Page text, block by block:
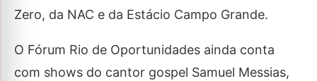
Zero, da NAC e da Estácio Campo Grande.
O Fórum Rio de Oportunidades ainda conta
com shows do cantor gospel Samuel Messias,